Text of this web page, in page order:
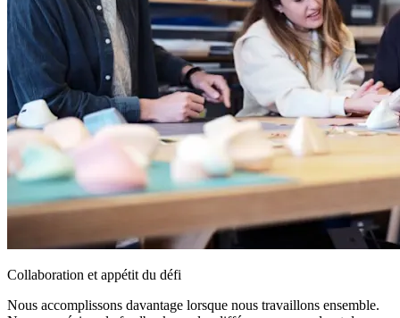
Collaboration et appétit du défi
Nous accomplissons davantage lorsque nous travaillons ensemble.